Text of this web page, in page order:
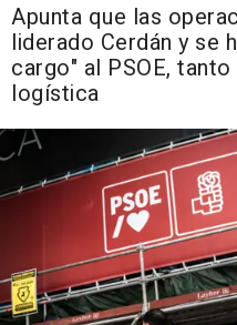
Apunta que las
liderado Cerdán y se
cargo" al PSOE,
logística